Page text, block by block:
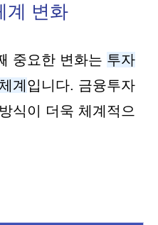
계 변화
중요한 변화는 투자
계 입니다. 금융투자
식이 더욱 체계적으